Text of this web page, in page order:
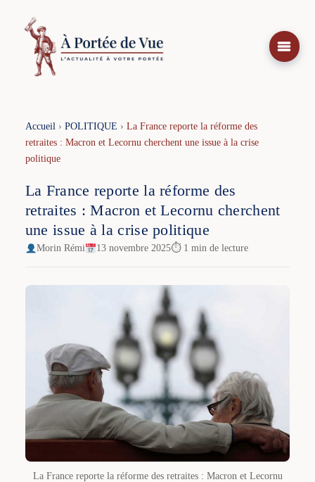
contenu
Accueil› POLITIQUE › La France reporte la réforme des
retraites : Macron et Lecornu cherchent une issue à la crise
politique
La France reporte la réforme des
retraites : Macron et Lecornu cherchent
une issue à la crise politique
Morin Rémi 13 novembre 2025⏱ 1 min de lecture
La France reporte la réforme des retraites : Macron et Lecornu